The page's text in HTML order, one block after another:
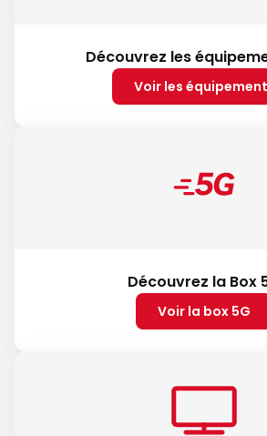
Découvrez les
Voir les
Découvrez la Box
Voir la box 5G